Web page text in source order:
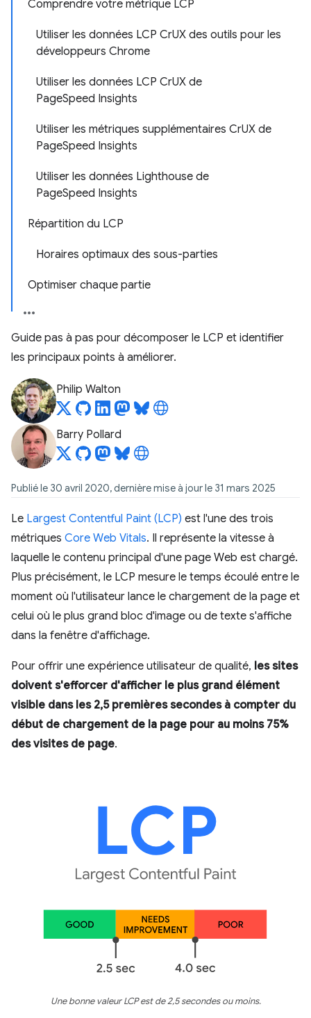
Comprendre votre métrique LCP
Utiliser les données LCP CrUX des outils pour les
développeurs Chrome
Utiliser les données LCP CrUX de
PageSpeed Insights
Utiliser les métriques supplémentaires CrUX de
PageSpeed Insights
Utiliser les données Lighthouse de
PageSpeed Insights
Répartition du LCP
Horaires optimaux des sous-parties
Optimiser chaque partie
Guide pas à pas pour décomposer le LCP et identifier
les principaux points à améliorer.
Philip Walton
Barry Pollard
Publié le 30 avril 2020, dernière mise à jour le 31 mars 2025
Le Largest Contentful Paint (LCP) est l'une des trois
métriques Core Web Vitals. Il représente la vitesse à
laquelle le contenu principal d'une page Web est chargé.
Plus précisément, le LCP mesure le temps écoulé entre le
moment où l'utilisateur lance le chargement de la page et
celui où le plus grand bloc d'image ou de texte s'affiche
dans la fenêtre d'affichage.
Pour offrir une expérience utilisateur de qualité, les sites
doivent s'efforcer d'afficher le plus grand élément
visible dans les 2,5 premières secondes à compter du
début de chargement de la page pour au moins 75%
des visites de page.
Une bonne valeur LCP est de 2,5 secondes ou moins.